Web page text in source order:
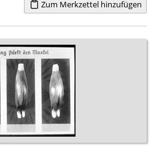
Zum Merkzettel hinzufügen